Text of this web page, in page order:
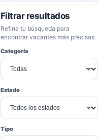
Filtrar resultados
Refina tu búsqueda para
encontrar vacantes más precisas.
Categoría
Estado
Tipo